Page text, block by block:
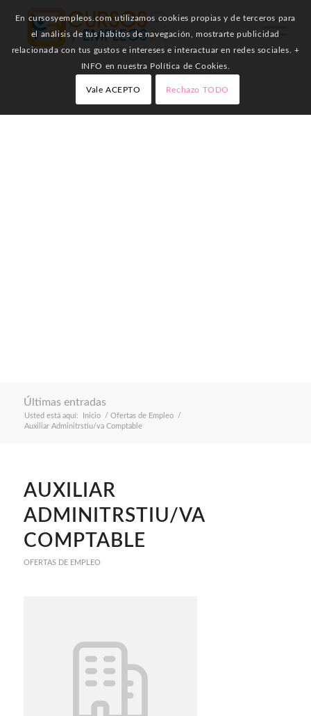
Últimas entradas
Usted está aquí: Inicio / Ofertas de Empleo
/
Auxiliar Adminitrstiu/va Comptable
AUXILIAR
ADMINITRSTIU/VA
COMPTABLE
OFERTAS DE EMPLEO
En cursosyempleos.com utilizamos cookies propias y de terceros para
el análisis de tus hábitos de navegación, mostrarte publicidad
relacionada con tus gustos e intereses e interactuar en redes sociales. +
INFO en nuestra Política de Cookies.
Vale ACEPTO Rechazo TODO